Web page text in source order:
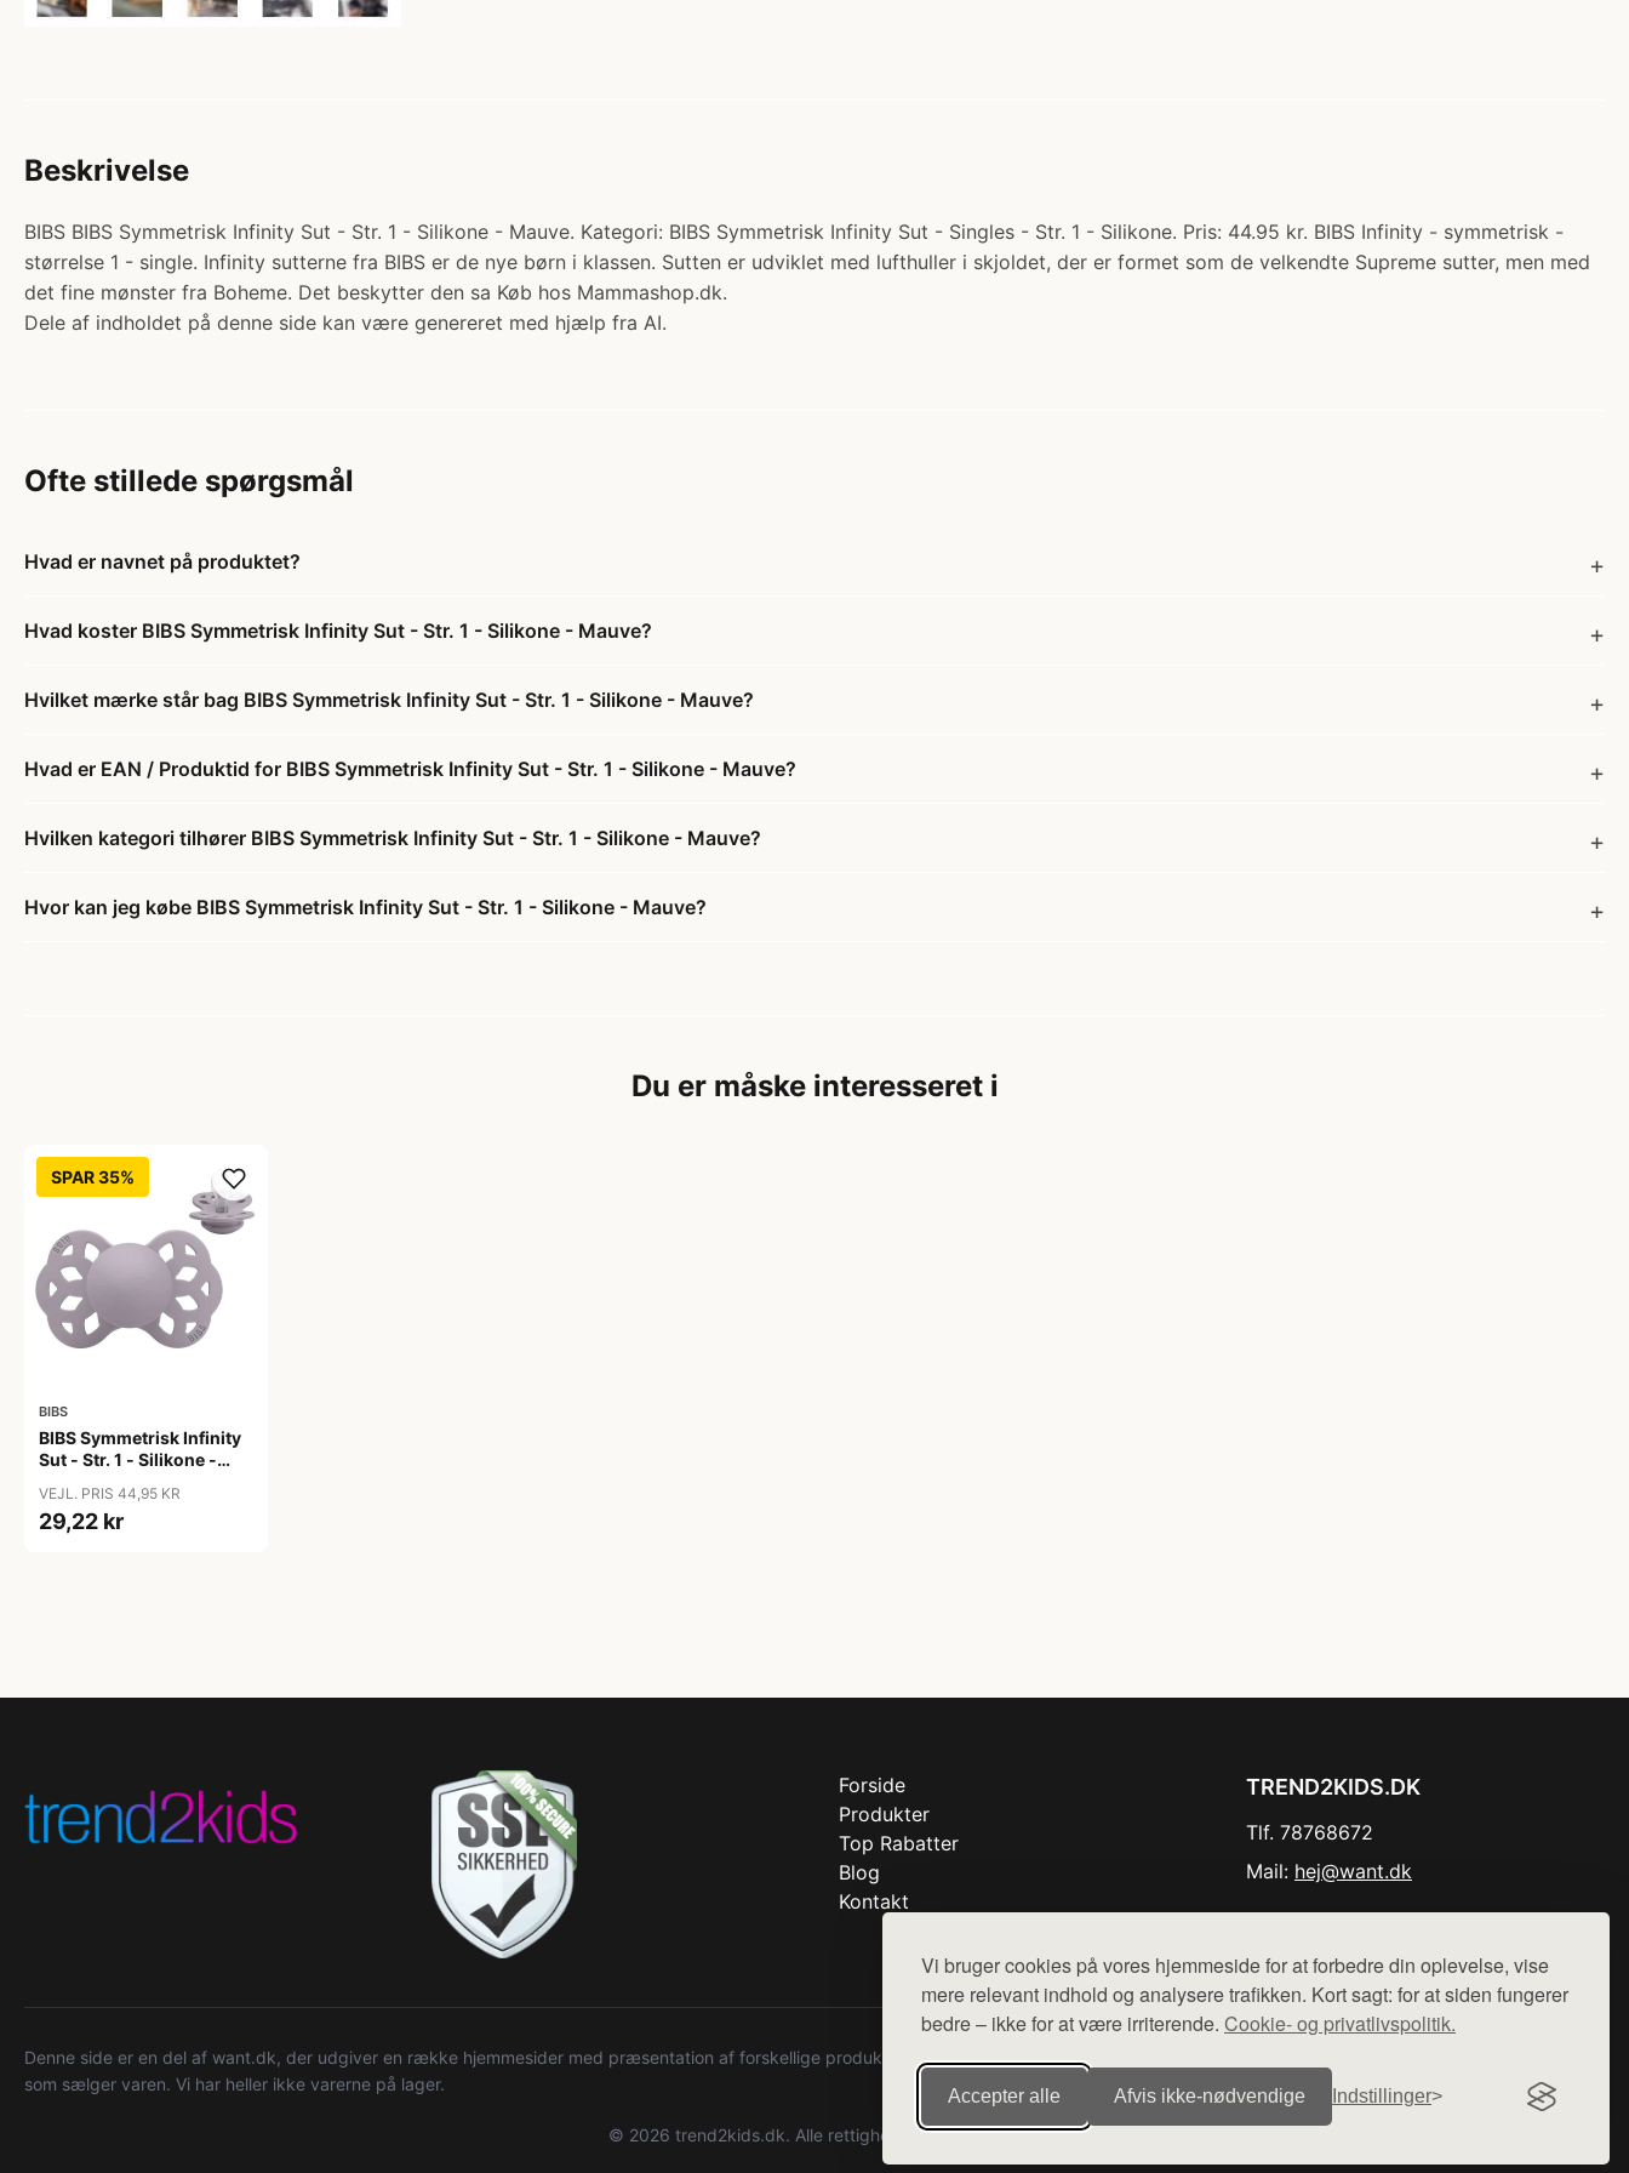
Vi bruger cookies på vores hjemmeside for at forbedre din oplevelse, vise
mere relevant indhold og analysere trafikken. Kort sagt: for at siden fungerer
bedre – ikke for at være irriterende. Cookie- og privatlivspolitik.
Accepter alle Afvis ikke‑nødvendige Indstillinger
Beskrivelse
BIBS BIBS Symmetrisk Infinity Sut - Str. 1 - Silikone - Mauve. Kategori: BIBS Symmetrisk Infinity Sut - Singles - Str. 1 - Silikone. Pris: 44.95 kr. BIBS Infinity - symmetrisk -
størrelse 1 - single. Infinity sutterne fra BIBS er de nye børn i klassen. Sutten er udviklet med lufthuller i skjoldet, der er formet som de velkendte Supreme sutter, men med
det fine mønster fra Boheme. Det beskytter den sa Køb hos Mammashop.dk.
Dele af indholdet på denne side kan være genereret med hjælp fra AI.
Ofte stillede spørgsmål
Hvad er navnet på produktet?
Hvad koster BIBS Symmetrisk Infinity Sut - Str. 1 - Silikone - Mauve?
Hvilket mærke står bag BIBS Symmetrisk Infinity Sut - Str. 1 - Silikone - Mauve?
Hvad er EAN / Produktid for BIBS Symmetrisk Infinity Sut - Str. 1 - Silikone - Mauve?
Hvilken kategori tilhører BIBS Symmetrisk Infinity Sut - Str. 1 - Silikone - Mauve?
Hvor kan jeg købe BIBS Symmetrisk Infinity Sut - Str. 1 - Silikone - Mauve?
Du er måske interesseret i
SPAR 35%
BIBS
BIBS Symmetrisk Infinity
Sut - Str. 1 - Silikone -
VEJL. PRIS 44,95 KR
29,22 kr
Forside
Produkter
Top Rabatter
Blog
Kontakt
TREND2KIDS.DK
Tlf. 78768672
Mail: hej@want.dk
Denne side er en del af want.dk, der udgiver en række hjemmesider med præsentation af forskellige produkter fra diverse webshops. Der sælges ikke varer fra denne side - vi henviser til de shops,
som sælger varen. Vi har heller ikke varerne på lager.
© 2026 trend2kids.dk. Alle rettigheder forbeholdes.